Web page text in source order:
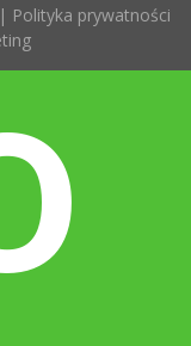
Polityka prywatności